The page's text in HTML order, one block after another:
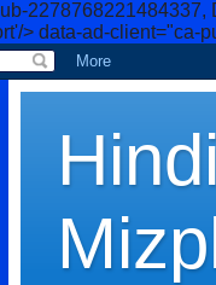
2278768221484337,
> data-ad-client="ca-